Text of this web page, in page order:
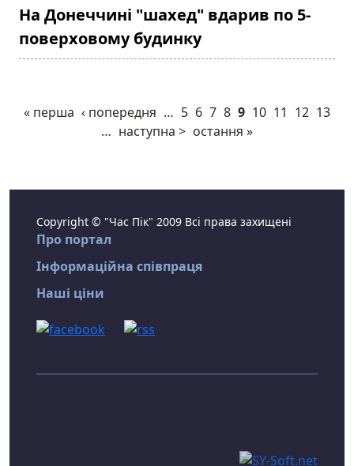
На Донеччині "шахед" вдарив по 5-
поверховому будинку
« перша ‹ попередня … 5 6 7 8 9 10 11 12 13
… наступна > остання »
Copyright © "Час Пік" 2009 Всі права захищені
Про портал
Інформаційна співпраця
Наші ціни